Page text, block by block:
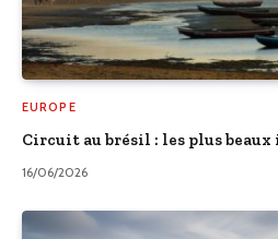
EUROPE
Circuit au brésil : les plus
16/06/2026